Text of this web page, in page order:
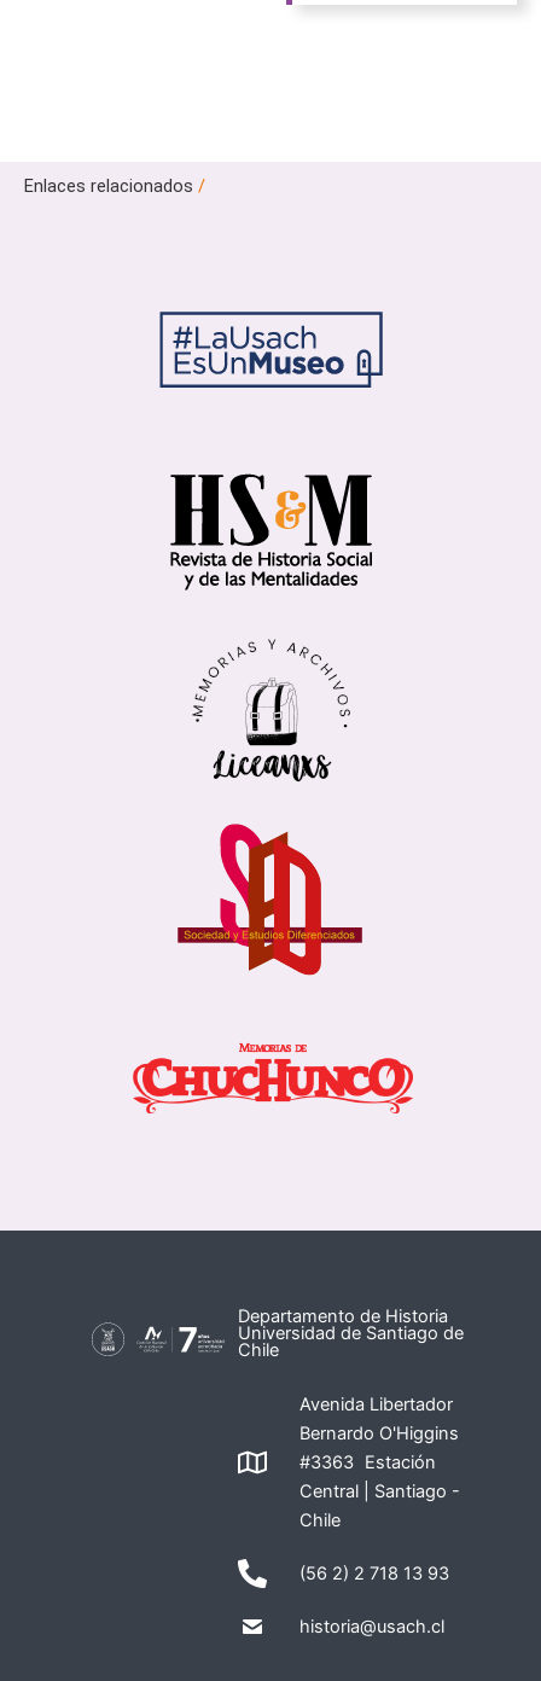
Enlaces relacionados /
Departamento de Historia
Universidad de Santiago de
Chile
Avenida Libertador
Bernardo O'Higgins
#3363 Estación
Central | Santiago -
Chile
(56 2) 2 718 13 93
historia@usach.cl